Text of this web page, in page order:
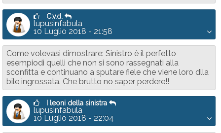
C.v.d.
lupusinfabula
10 Luglio 2018 - 21:58
Come volevasi dimostrare: Sinistro è il perfetto
esempiodi quelli che non si sono rassegnati alla
sconfitta e continuano a sputare fiele che viene loro dlla
bile ingrossata. Che brutto no saper perdere!!
I leoni della sinistra
lupusinfabula
10 Luglio 2018 - 22:04